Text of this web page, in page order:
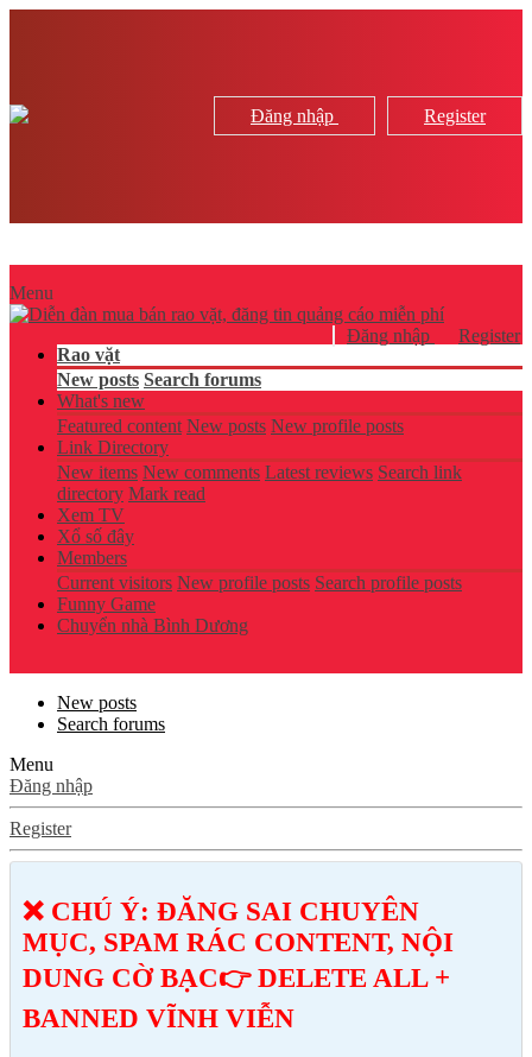
Đăng nhập Register
Menu
Đăng nhập
Register
Rao vặt
New posts Search forums
What's new
Featured content New posts New profile posts
Link Directory
New items New comments Latest reviews Search link
directory Mark read
Xem TV
Xổ số đây
Members
Current visitors New profile posts Search profile posts
Funny Game
Chuyển nhà Bình Dương
New posts
Search forums
Menu
Đăng nhập
Register
❌ CHÚ Ý: ĐĂNG SAI CHUYÊN
MỤC, SPAM RÁC CONTENT, NỘI
DUNG CỜ BẠC👉 DELETE ALL +
BANNED VĨNH VIỄN